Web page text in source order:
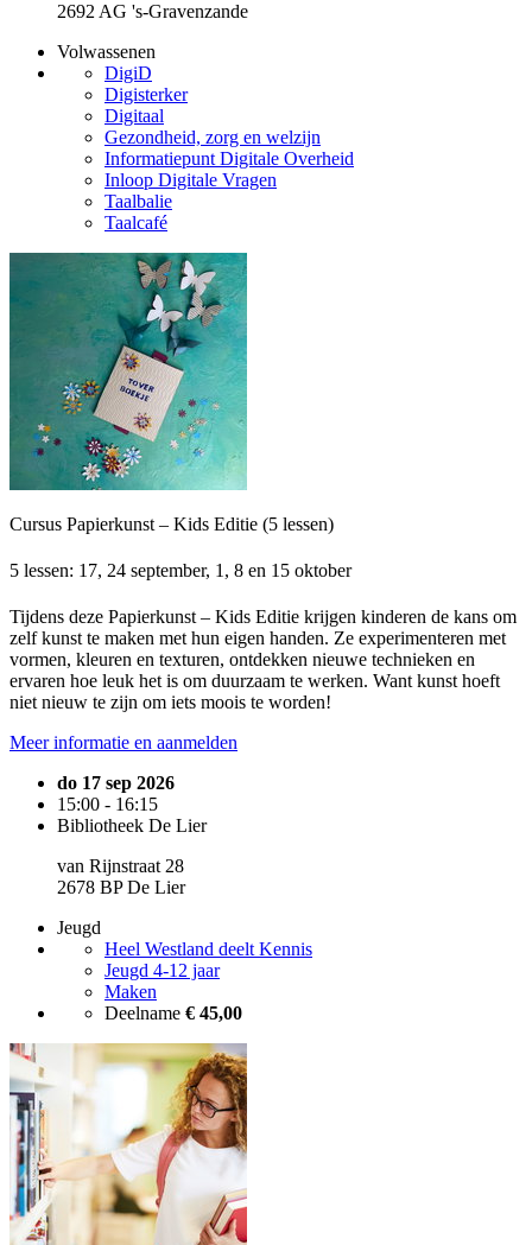
2692 AG 's-Gravenzande
Volwassenen
DigiD
Digisterker
Digitaal
Gezondheid, zorg en welzijn
Informatiepunt Digitale Overheid
Inloop Digitale Vragen
Taalbalie
Taalcafé
Cursus Papierkunst – Kids Editie (5 lessen)
5 lessen: 17, 24 september, 1, 8 en 15 oktober
Tijdens deze Papierkunst – Kids Editie krijgen kinderen de kans om
zelf kunst te maken met hun eigen handen. Ze experimenteren met
vormen, kleuren en texturen, ontdekken nieuwe technieken en
ervaren hoe leuk het is om duurzaam te werken. Want kunst hoeft
niet nieuw te zijn om iets moois te worden!
Meer informatie en aanmelden
do 17 sep 2026
15:00 - 16:15
Bibliotheek De Lier
van Rijnstraat 28
2678 BP De Lier
Jeugd
Heel Westland deelt Kennis
Jeugd 4-12 jaar
Maken
Deelname € 45,00